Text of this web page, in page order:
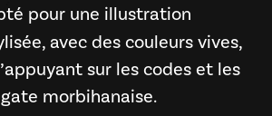
pour une illustration
avec des couleurs vives,
sur les codes et les
morbihanaise.